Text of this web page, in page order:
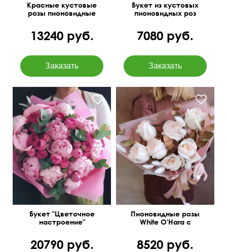
Красные кустовые
розы пионовидные
13240 руб.
Букет из кустовых
пионовидных роз
7080 руб.
Пионы Голландия 11,
кустовые розы, эвкалипт
парвифолия 3
Букет "Цветочное
настроение"
20790 руб.
С позолоченным
эвкалиптом
Пионовидные розы
White O'Hara с
8520 руб.